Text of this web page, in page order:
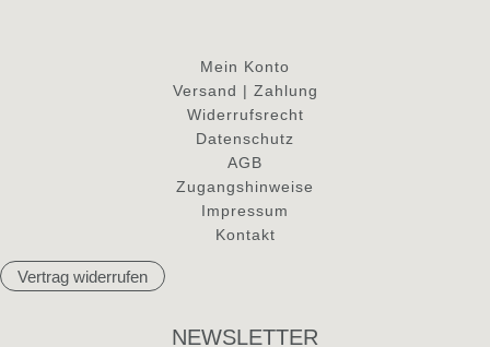
Mein Konto
Versand | Zahlung
Widerrufsrecht
Datenschutz
AGB
Zugangshinweise
Impressum
Kontakt
Vertrag widerrufen
NEWSLETTER